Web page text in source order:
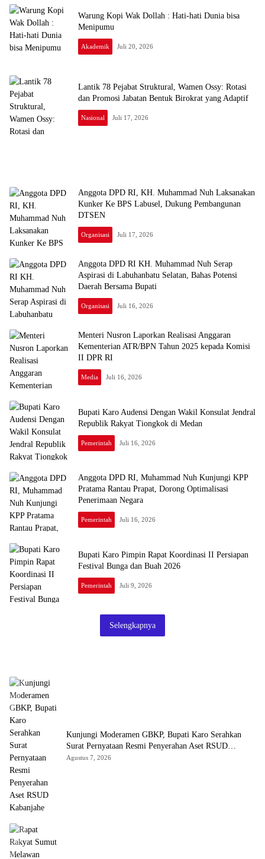
Warung Kopi Wak Dollah : Hati-hati Dunia bisa
Menipumu
Akademik Juli 20, 2026
Lantik 78 Pejabat Struktural, Wamen Ossy: Rotasi
dan Promosi Jabatan Bentuk Birokrat yang Adaptif
Nasional Juli 17, 2026
Anggota DPD RI, KH. Muhammad Nuh Laksanakan
Kunker Ke BPS Labusel, Dukung Pembangunan
DTSEN
Organisasi Juli 17, 2026
Anggota DPD RI KH. Muhammad Nuh Serap
Aspirasi di Labuhanbatu Selatan, Bahas Potensi
Daerah Bersama Bupati
Organisasi Juli 16, 2026
Menteri Nusron Laporkan Realisasi Anggaran
Kementerian ATR/BPN Tahun 2025 kepada Komisi
II DPR RI
Media Juli 16, 2026
Bupati Karo Audensi Dengan Wakil Konsulat Jendral
Republik Rakyat Tiongkok di Medan
Pemerintah Juli 16, 2026
Anggota DPD RI, Muhammad Nuh Kunjungi KPP
Pratama Rantau Prapat, Dorong Optimalisasi
Penerimaan Negara
Pemerintah Juli 16, 2026
Bupati Karo Pimpin Rapat Koordinasi II Persiapan
Festival Bunga dan Buah 2026
Pemerintah Juli 9, 2026
Selengkapnya
Kunjungi Moderamen GBKP, Bupati Karo Serahkan
Surat Pernyataan Resmi Penyerahan Aset RSUD
Kabanjahe
Agustus 7, 2026